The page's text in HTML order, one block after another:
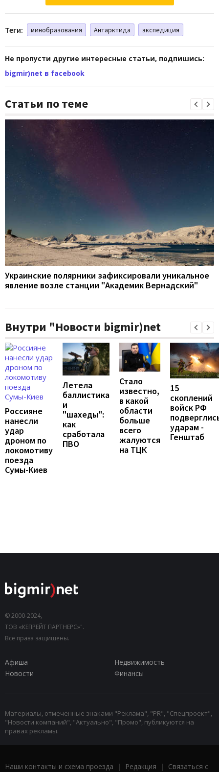
Теги: минобразования Антарктида экспедиция
Не пропусти другие интересные статьи, подпишись:
bigmir)net в facebook
Статьи по теме
Украинские полярники зафиксировали уникальное
явление возле станции "Академик Вернадский"
Внутри "Новости bigmir)net
Россияне
нанесли
удар
дроном по
локомотиву
поезда
Сумы-Киев
Летела
баллистика
и
"шахеды":
как
сработала
ПВО
Стало
известно,
в какой
области
больше
всего
жалуются
на ТЦК
15
скоплений
войск РФ
ударам -
Генштаб
© 2000-2024,
ТОВ «КЕПРЕЙТ ПАРТНЕРС»".
Все права защищены.
Афиша
Недвижимость
Новости
Финансы
Материалы, отмеченные знаками "Реклама", "PR", "Спецпроект",
"Новости компаний", "Актуально", "Промо", публикуются на
правах рекламы.
Наши контакты и схема проезда | Редакция | Связаться с